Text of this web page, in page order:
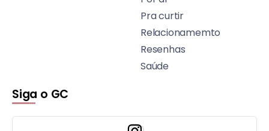
Pra curtir
Relacionamemto
Resenhas
Saúde
Siga o GC